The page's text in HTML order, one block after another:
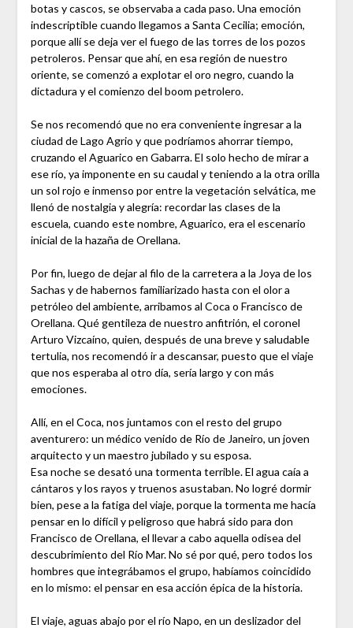
botas y cascos, se observaba a cada paso. Una emoción
indescriptible cuando llegamos a Santa Cecilia; emoción,
porque allí se deja ver el fuego de las torres de los pozos
petroleros. Pensar que ahí, en esa región de nuestro
oriente, se comenzó a explotar el oro negro, cuando la
dictadura y el comienzo del boom petrolero.
Se nos recomendó que no era conveniente ingresar a la
ciudad de Lago Agrio y que podríamos ahorrar tiempo,
cruzando el Aguarico en Gabarra. El solo hecho de mirar a
ese río, ya imponente en su caudal y teniendo a la otra orilla
un sol rojo e inmenso por entre la vegetación selvática, me
llenó de nostalgia y alegría: recordar las clases de la
escuela, cuando este nombre, Aguarico, era el escenario
inicial de la hazaña de Orellana.
Por fin, luego de dejar al filo de la carretera a la Joya de los
Sachas y de habernos familiarizado hasta con el olor a
petróleo del ambiente, arribamos al Coca o Francisco de
Orellana. Qué gentileza de nuestro anfitrión, el coronel
Arturo Vizcaíno, quien, después de una breve y saludable
tertulia, nos recomendó ir a descansar, puesto que el viaje
que nos esperaba al otro día, sería largo y con más
emociones.
Allí, en el Coca, nos juntamos con el resto del grupo
aventurero: un médico venido de Río de Janeiro, un joven
arquitecto y un maestro jubilado y su esposa.
Esa noche se desató una tormenta terrible. El agua caía a
cántaros y los rayos y truenos asustaban. No logré dormir
bien, pese a la fatiga del viaje, porque la tormenta me hacía
pensar en lo difícil y peligroso que habrá sido para don
Francisco de Orellana, el llevar a cabo aquella odisea del
descubrimiento del Río Mar. No sé por qué, pero todos los
hombres que integrábamos el grupo, habíamos coincidido
en lo mismo: el pensar en esa acción épica de la historia.
El viaje, aguas abajo por el río Napo, en un deslizador del